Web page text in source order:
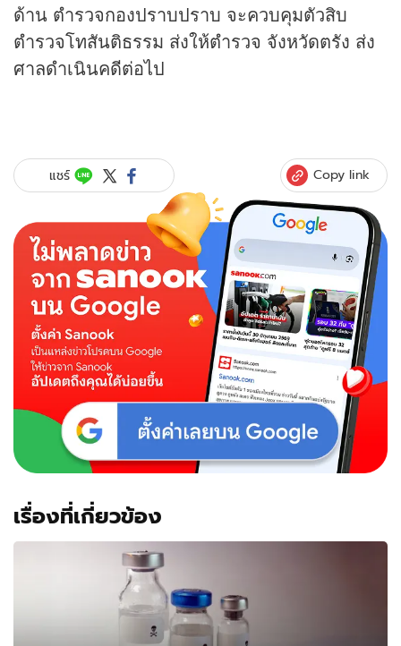
ด้าน ตำรวจกองปราบปราบ จะควบคุมตัวสิบ
ตำรวจโทสันติธรรม ส่งให้ตำรวจ จังหวัดตรัง ส่ง
ศาลดำเนินคดีต่อไป
แชร์ Copy link
เรื่องที่เกี่ยวข้อง